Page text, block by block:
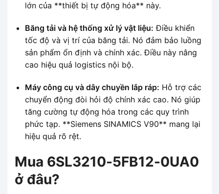
lớn của **thiết bị tự động hóa** này.
Băng tải và hệ thống xử lý vật liệu: Điều khiển
tốc độ và vị trí của băng tải. Nó đảm bảo luồng
sản phẩm ổn định và chính xác. Điều này nâng
cao hiệu quả logistics nội bộ.
Máy công cụ và dây chuyền lắp ráp: Hỗ trợ các
chuyển động đòi hỏi độ chính xác cao. Nó giúp
tăng cường tự động hóa trong các quy trình
phức tạp. **Siemens SINAMICS V90** mang lại
hiệu quả rõ rệt.
Mua 6SL3210-5FB12-0UA0
ở đâu?